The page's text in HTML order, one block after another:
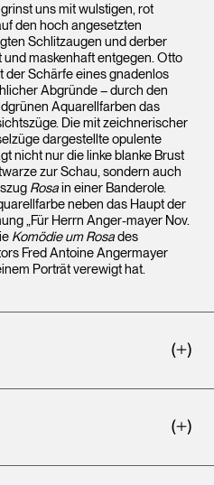
uns mit wulstigen, rot
den hoch angesetzten
Schlitzaugen und derber
maskenhaft entgegen. Otto
der Schärfe eines gnadenlos
Abgründe – durch den
Aquarellfarben das
Die mit zeichnerischer
dargestellte opulente
nicht nur die linke blanke Brust
zur Schau, sondern auch
Rosain einer Banderole.
neben das Haupt der
„Für Herrn Anger-mayer Nov.
Komödie um Rosades
Fred Antoine Angermayer
Porträt verewigt hat.